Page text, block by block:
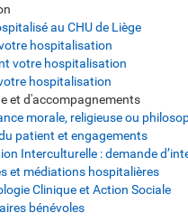
au CHU de Liège
hospitalisation
votre hospitalisation
hospitalisation
et d'accompagnements
morale, religieuse ou
patient et engagements
Interculturelle : demande
et médiations hospitalières
Clinique et Action Sociale
bénévoles